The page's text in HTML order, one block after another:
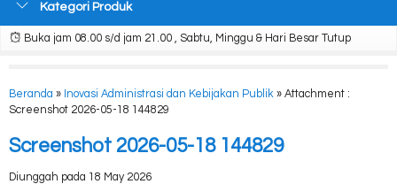
Kategori Produk
Buka jam 08.00 s/d jam 21.00 , Sabtu, Minggu & Hari Besar Tutup
Beranda » Inovasi Administrasi dan Kebijakan Publik » Attachment :
Screenshot 2026-05-18 144829
Screenshot 2026-05-18 144829
Diunggah pada 18 May 2026